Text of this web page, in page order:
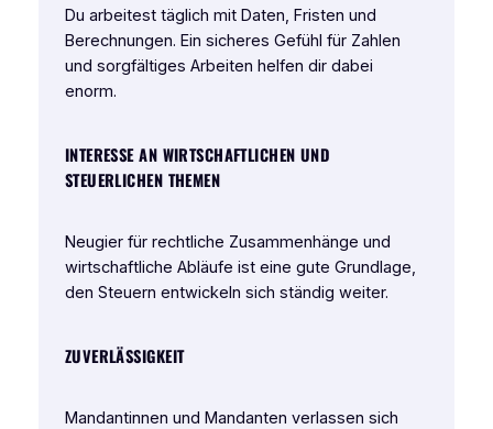
Du arbeitest täglich mit Daten, Fristen und
Berechnungen. Ein sicheres Gefühl für Zahlen
und sorgfältiges Arbeiten helfen dir dabei
enorm.
INTERESSE AN WIRTSCHAFTLICHEN UND
STEUERLICHEN THEMEN
Neugier für rechtliche Zusammenhänge und
wirtschaftliche Abläufe ist eine gute Grundlage,
den Steuern entwickeln sich ständig weiter.
ZUVERLÄSSIGKEIT
Mandantinnen und Mandanten verlassen sich